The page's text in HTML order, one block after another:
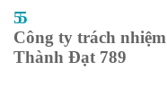
55
Công ty trách
Thành Đạt 789